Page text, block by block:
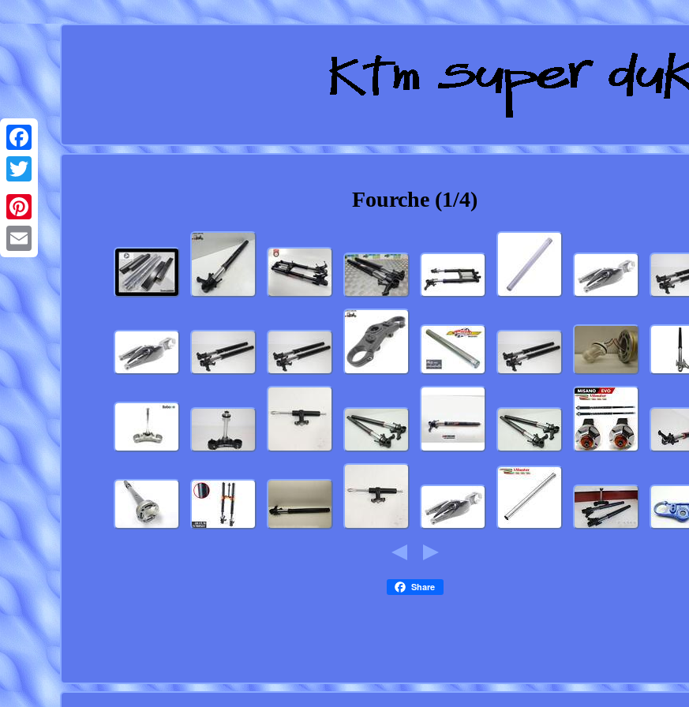
Facebook
Twitter
Pinterest
Email
Fourche (1/4)
Share